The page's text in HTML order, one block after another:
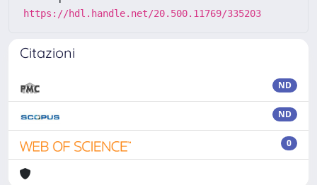
https://hdl.handle.net/20.500.11769/335203
Citazioni
ND
ND
0